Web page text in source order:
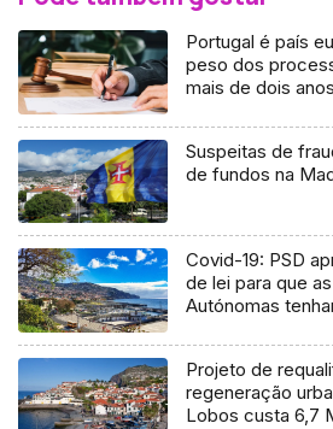
Portugal é país
peso dos
mais de dois anos
Suspeitas de
de fundos na
Covid-19: PSD
de lei para que
Autónomas
Projeto de
regeneração
Lobos custa 6,7